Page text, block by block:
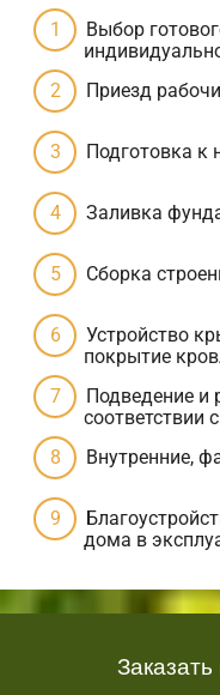
Выбор
Приезд
Подготовка к
Заливка
Сборка
Устройство
покрытие
Подведение и
соответствии
Внутренние,
дома в